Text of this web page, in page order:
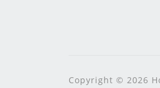
Copyright © 2026